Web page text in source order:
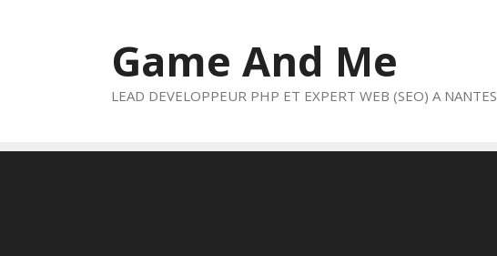
Game And Me
LEAD DEVELOPPEUR PHP ET EXPERT WEB (SEO) A NANTES